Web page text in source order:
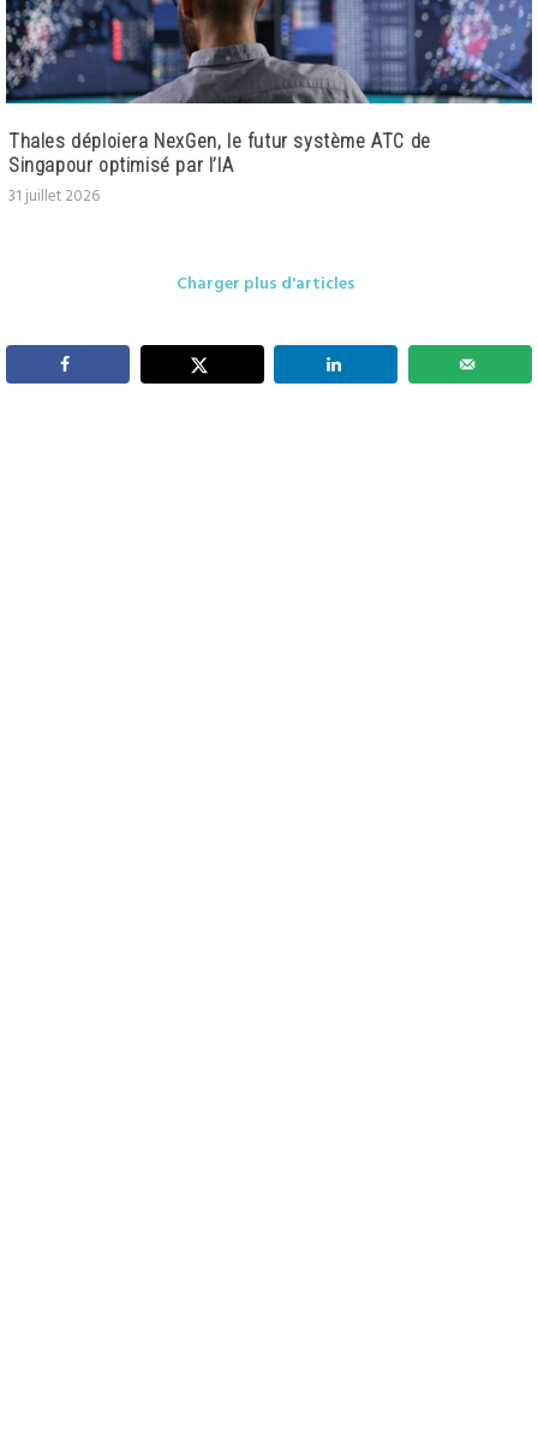
Thales déploiera NexGen, le futur système ATC de
Singapour optimisé par l’IA
31 juillet 2026
Charger plus d'articles